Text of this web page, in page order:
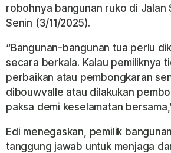
robohnya bangunan ruko di Jalan
Senin (3/11/2025).
“Bangunan-bangunan tua perlu
secara berkala. Kalau pemiliknya
perbaikan atau pembongkaran
dibouwvalle atau dilakukan
paksa demi keselamatan
Edi menegaskan, pemilik
tanggung jawab untuk menjaga